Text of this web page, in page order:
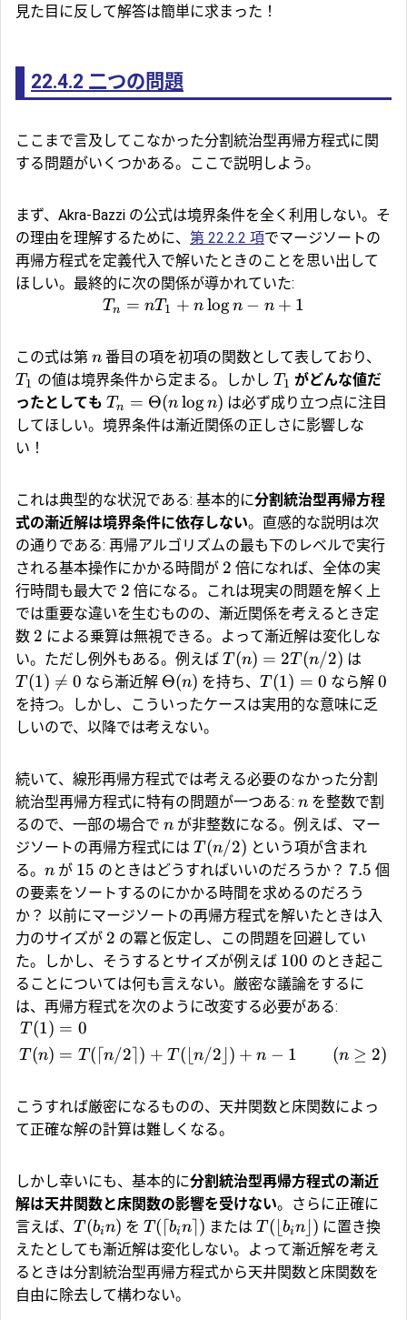
見た目に反して解答は簡単に求まった！
22.4.2 二つの問題
ここまで言及してこなかった分割統治型再帰方程式に関
する問題がいくつかある。ここで説明しよう。
まず、Akra-Bazzi の公式は境界条件を全く利用しない。そ
の理由を理解するために、 第 22.2.2 項でマージソートの
再帰方程式を定義代入で解いたときのことを思い出して
ほしい。最終的に次の関係が導かれていた:
Tn = nT1 + n logn − n + 1
この式は第 n 番目の項を初項の関数として表しており、
T1 の値は境界条件から定まる。しかし T1 がどんな値だ
ったとしても Tn = Θ(n logn) は必ず成り立つ点に注目
してほしい。境界条件は漸近関係の正しさに影響しな
い！
これは典型的な状況である: 基本的に分割統治型再帰方程
式の漸近解は境界条件に依存しない。直感的な説明は次
の通りである: 再帰アルゴリズムの最も下のレベルで実行
される基本操作にかかる時間が 2 倍になれば、全体の実
行時間も最大で 2 倍になる。これは現実の問題を解く上
では重要な違いを生むものの、漸近関係を考えるとき定
数 2 による乗算は無視できる。よって漸近解は変化しな
い。ただし例外もある。例えば T (n) = 2T (n/2) は
T (1) 
= 0 なら漸近解 Θ(n) を持ち、T (1) = 0 なら解 0
を持つ。しかし、こういったケースは実用的な意味に乏
しいので、以降では考えない。
続いて、線形再帰方程式では考える必要のなかった分割
統治型再帰方程式に特有の問題が一つある: n を整数で割
るので、一部の場合で n が非整数になる。例えば、マー
ジソートの再帰方程式には T (n/2) という項が含まれ
る。 n が 15 のときはどうすればいいのだろうか？ 7.5 個
の要素をソートするのにかかる時間を求めるのだろう
か？ 以前にマージソートの再帰方程式を解いたときは入
力のサイズが 2 の冪と仮定し、この問題を回避してい
た。しかし、そうするとサイズが例えば 100 のとき起こ
ることについては何も言えない。厳密な議論をするに
は、再帰方程式を次のように改変する必要がある:
T (1)
T (n)
= 0
= T ( ⌈n/2⌉) + T( n/2 ) + n − 1 (n ≥ 2)
こうすれば厳密になるものの、天井関数と床関数によっ
て正確な解の計算は難しくなる。
しかし幸いにも、基本的に分割統治型再帰方程式の漸近
解は天井関数と床関数の影響を受けない。さらに正確に
言えば、 T (bin) を T (⌈bin⌉) またはT (⌊bin ⌋) に置き換
えたとしても漸近解は変化しない。よって漸近解を考え
るときは分割統治型再帰方程式から天井関数と床関数を
自由に除去して構わない。